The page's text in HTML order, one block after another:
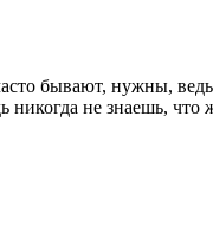
бывают, нужны,
не знаешь, что